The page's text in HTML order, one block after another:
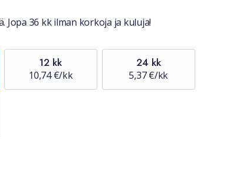
Jopa 36 kk ilman korkoja ja kuluja!
12 kk
10,74 €/kk
24 kk
5,37 €/kk